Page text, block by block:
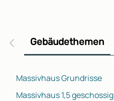
Gebäudethemen
Massivhaus Grundrisse
Massivhaus 1,5 geschossig